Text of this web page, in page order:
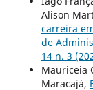
Alison
carreira
de
14 n. 3
Mauriceia
Maracajá,